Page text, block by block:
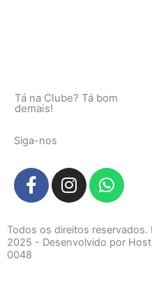
Tá na Clube? Tá bom
demais!
Siga-nos
F
a
e
b
o
I
n
t
a
W
h
t
s
Todos os direitos
2025 - Desenvolvido por
0048